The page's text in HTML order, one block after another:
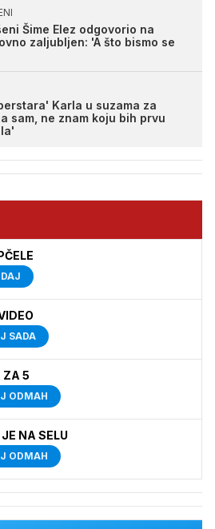
Šime Elez odgovorio na
zaljubljen: 'A što bismo se
Karla u suzama za
sam, ne znam koju bih prvu
SADA
ZA 5
ODMAH
NA SELU
ODMAH